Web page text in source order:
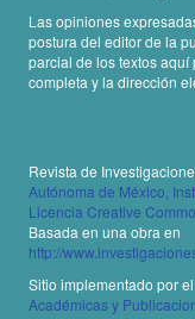
Las opiniones
postura del editor de la
parcial de los textos
completa y la dirección
Revista de
Autónoma de México,
Licencia Creative
Basada en una obra en
http://
Sitio implementado por
Académicas y